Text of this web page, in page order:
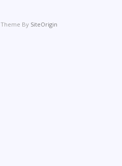
Theme By SiteOrigin